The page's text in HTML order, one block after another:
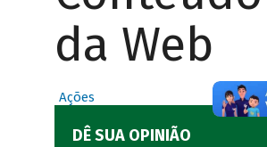
da Web
Ações
DÊ SUA OPINIÃO